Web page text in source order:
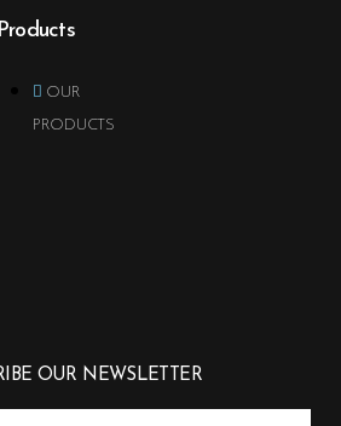
Products
OUR
PRODUCTS
OUR NEWSLETTER